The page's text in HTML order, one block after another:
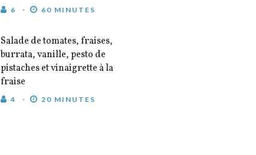
6 60 MINUTES
Salade de tomates, fraises,
burrata, vanille, pesto de
pistaches et vinaigrette à la
fraise
4 20 MINUTES